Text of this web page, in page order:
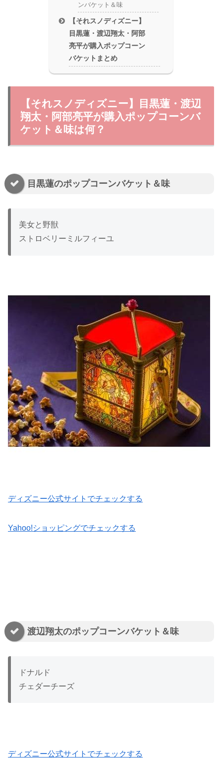
ンバケット＆味
【それスノディズニー】
目黒蓮・渡辺翔太・阿部
亮平が購入ポップコーン
バケットまとめ
【それスノディズニー】目黒蓮・渡辺
翔太・阿部亮平が購入ポップコーンバ
ケット＆味は何？
目黒蓮のポップコーンバケット＆味
美女と野獣
ストロベリーミルフィーユ
ディズニー公式サイトでチェックする
Yahoo!ショッピングでチェックする
渡辺翔太のポップコーンバケット＆味
ドナルド
チェダーチーズ
ディズニー公式サイトでチェックする